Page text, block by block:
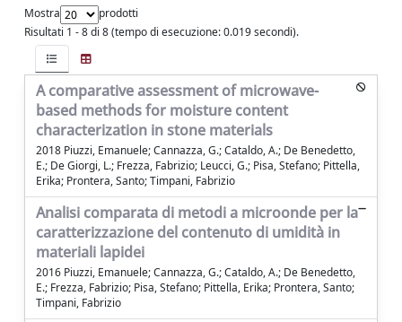
Mostra
prodotti
Risultati 1 - 8 di 8 (tempo di esecuzione: 0.019 secondi).
A comparative assessment of microwave-
based methods for moisture content
characterization in stone materials
2018 Piuzzi, Emanuele; Cannazza, G.; Cataldo, A.; De Benedetto,
E.; De Giorgi, L.; Frezza, Fabrizio; Leucci, G.; Pisa, Stefano; Pittella,
Erika; Prontera, Santo; Timpani, Fabrizio
Analisi comparata di metodi a microonde per la
caratterizzazione del contenuto di umidità in
materiali lapidei
2016 Piuzzi, Emanuele; Cannazza, G.; Cataldo, A.; De Benedetto,
E.; Frezza, Fabrizio; Pisa, Stefano; Pittella, Erika; Prontera, Santo;
Timpani, Fabrizio